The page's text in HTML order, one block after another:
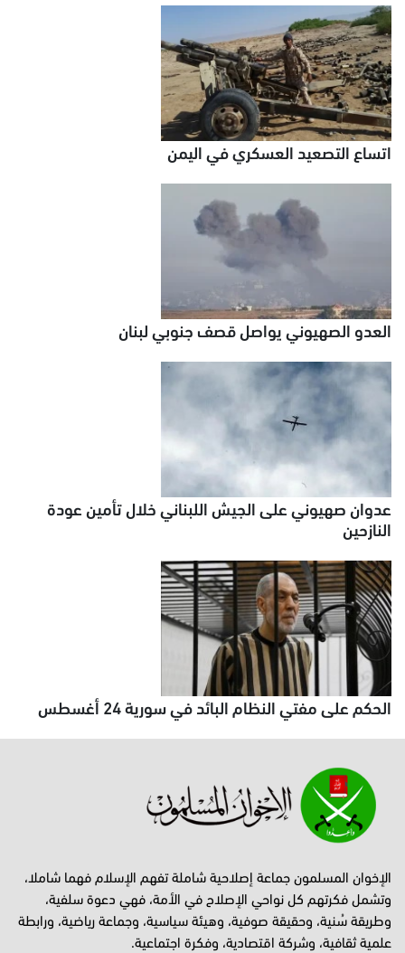
اتساع التصعيد العسكري في اليمن
العدو الصهيوني يواصل قصف جنوبي لبنان
عدوان صهيوني على الجيش اللبناني خلال تأمين عودة
النازحين
الحكم على مفتي النظام البائد في سورية 24 أغسطس
الإخوان المسلمون جماعة إصلاحية شاملة تفهم الإسلام فهما شاملا،
وتشمل فكرتهم كل نواحي الإصلاح في الأمة، فهي دعوة سلفية،
وطريقة سُنية، وحقيقة صوفية، وهيئة سياسية، وجماعة رياضية، ورابطة
علمية ثقافية، وشركة اقتصادية، وفكرة اجتماعية.